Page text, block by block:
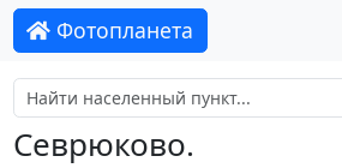
Фотопланета
Севрюково.